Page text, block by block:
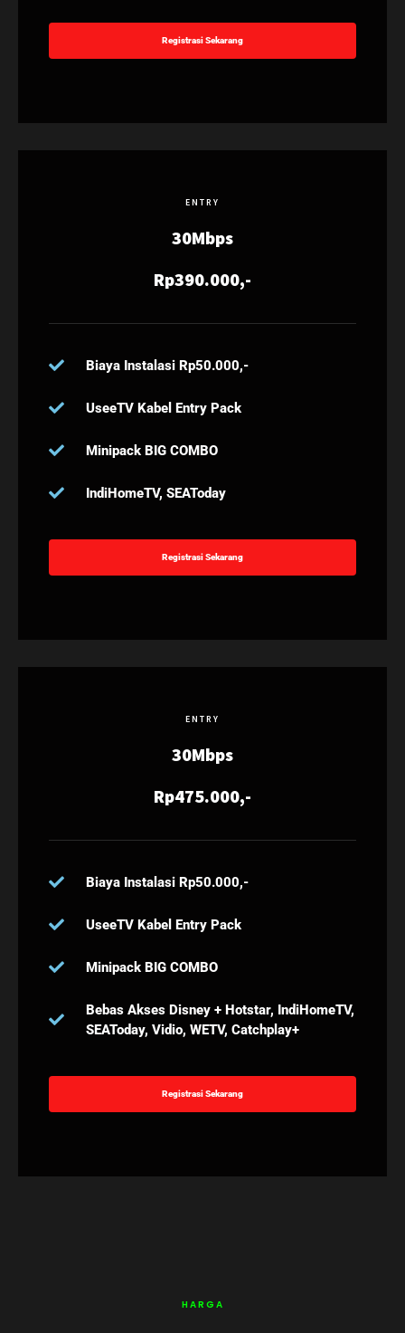
Registrasi Sekarang
ENTRY
30Mbps
Rp390.000,-
Biaya Instalasi Rp50.000,-
UseeTV Kabel Entry Pack
Minipack BIG COMBO
IndiHomeTV, SEAToday
Registrasi Sekarang
ENTRY
30Mbps
Rp475.000,-
Biaya Instalasi Rp50.000,-
UseeTV Kabel Entry Pack
Minipack BIG COMBO
Bebas Akses Disney + Hotstar, IndiHomeTV,
SEAToday, Vidio, WETV, Catchplay+
Registrasi Sekarang
HARGA